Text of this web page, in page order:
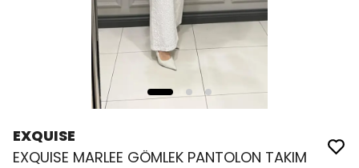
EXQUISE
EXQUISE MARLEE GÖMLEK PANTOLON TAKIM